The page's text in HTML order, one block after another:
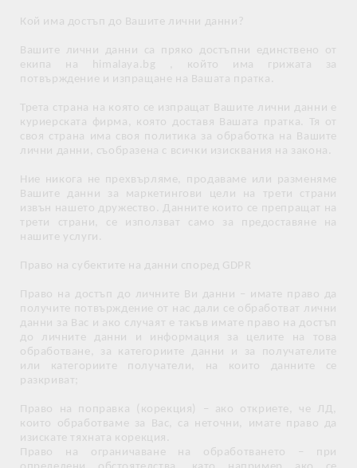
Кой има достъп до Вашите лични данни?
Вашите лични данни са пряко достъпни единствено от
екипа на himalaya.bg , който има грижата за
потвърждение и изпращане на Вашата пратка.
Трета страна на която се изпращат Вашите лични данни е
куриерската фирма, която доставя Вашата пратка. Тя от
своя страна има своя политика за обработка на Вашите
лични данни, съобразена с всички изисквания на закона.
Ние никога не прехвърляме, продаваме или разменяме
Вашите данни за маркетингови цели на трети страни
извън нашето дружество. Данните които се препращат на
трети страни, се използват само за предоставяне на
нашите услуги.
Право на субектите на данни според GDPR
Право на достъп до личните Ви данни – имате право да
получите потвърждение от нас дали се обработват лични
данни за Вас и ако случаят е такъв имате право на достъп
до личните данни и информация за целите на това
обработване, за категориите данни и за получателите
или категориите получатели, на които данните се
разкриват;
Право на поправка (корекция) – ако откриете, че ЛД,
които обработваме за Вас, са неточни, имате право да
изискате тяхната корекция.
Право на ограничаване на обработването – при